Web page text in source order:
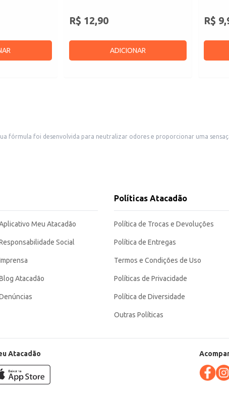
R$ 12,90
ADICIONAR
R$
fórmula foi desenvolvida para neutralizar odores e proporcionar uma
Meu Atacadão
Social
Atacadão
Políticas Atacadão
Política de Trocas e Devoluções
Política de Entregas
Termos e Condições de Uso
Políticas de Privacidade
Política de Diversidade
Outras Políticas
Atacadão